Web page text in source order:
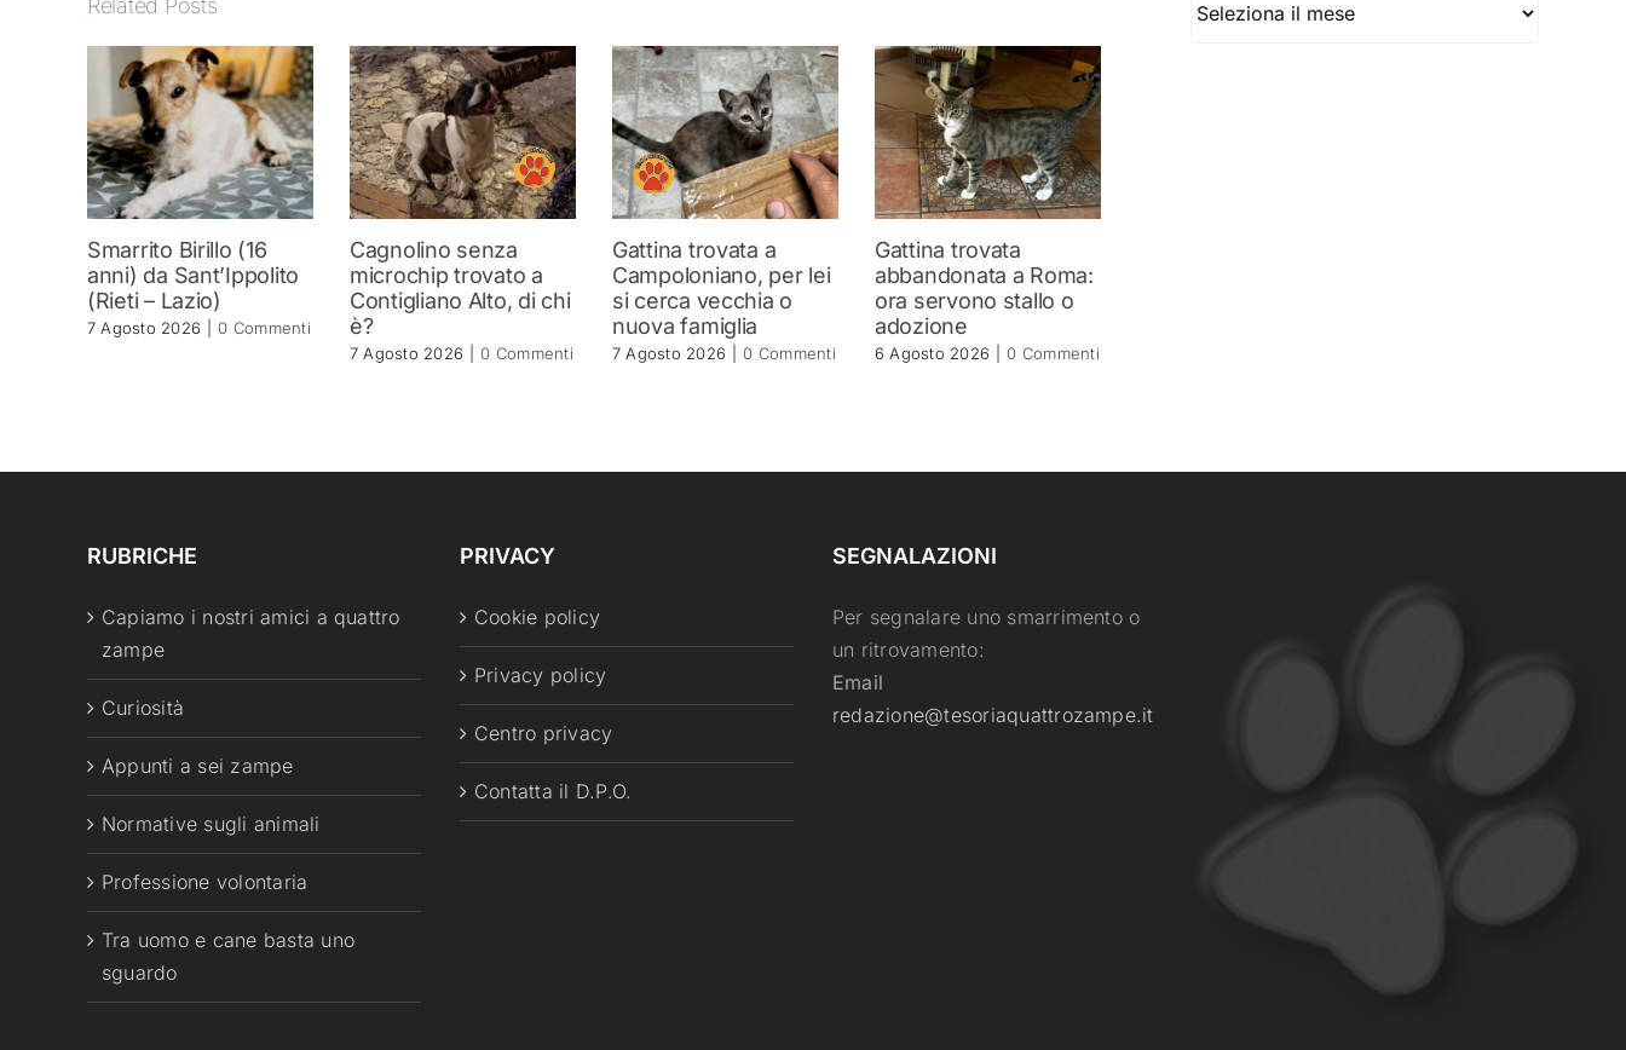
Related Posts
Smarrito Birillo (16
anni) da Sant’Ippolito
(Rieti – Lazio)
7 Agosto 2026 0 Commenti
Cagnolino senza
microchip trovato a
Contigliano Alto, di chi
è?
7 Agosto 2026 0 Commenti
Gattina trovata a
Campoloniano, per lei
si cerca vecchia o
nuova famiglia
7 Agosto 2026 0 Commenti
Gattina trovata
abbandonata a Roma:
ora servono stallo o
adozione
6 Agosto 2026 0 Commenti
RUBRICHE
Capiamo i nostri amici a quattro
zampe
Curiosità
Appunti a sei zampe
Normative sugli animali
Professione volontaria
Tra uomo e cane basta uno
sguardo
PRIVACY
Cookie policy
Privacy policy
Centro privacy
Contatta il D.P.O.
SEGNALAZIONI
Per segnalare uno smarrimento o
un ritrovamento:
Email
redazione@tesoriaquattrozampe.it